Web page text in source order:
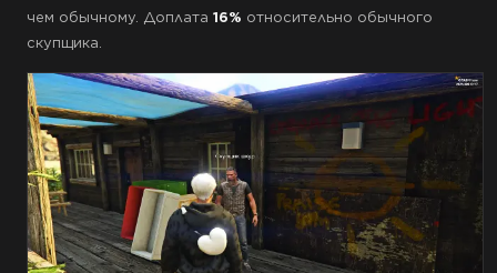
чем обычному. Доплата 16% относительно обычного
скупщика.